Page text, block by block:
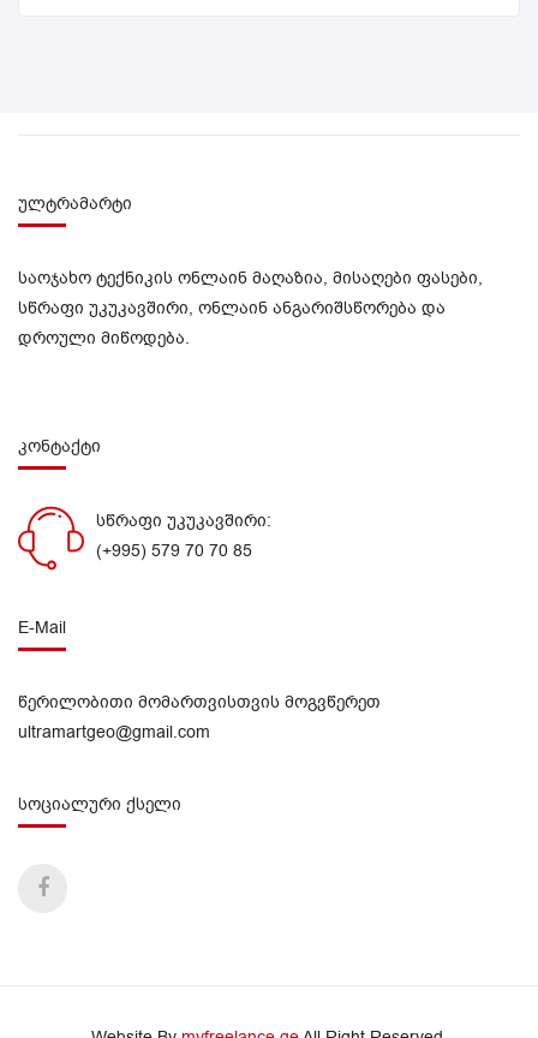
ულტრამარტი
საოჯახო ტექნიკის ონლაინ მაღაზია, მისაღები ფასები,
სწრაფი უკუკავშირი, ონლაინ ანგარიშსწორება და
დროული მიწოდება.
კონტაქტი
სწრაფი უკუკავშირი:
(+995) 579 70 70 85
E-Mail
წერილობითი მომართვისთვის მოგვწერეთ
ultramartgeo@gmail.com
სოციალური ქსელი